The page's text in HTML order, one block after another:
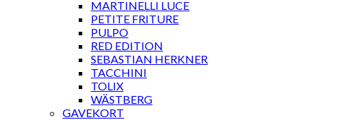
MARTINELLI LUCE
PETITE FRITURE
PULPO
RED EDITION
SEBASTIAN HERKNER
TACCHINI
TOLIX
WÄSTBERG
GAVEKORT